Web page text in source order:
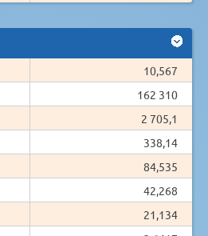
10,567
162 310
2 705,1
338,14
84,535
42,268
21,134